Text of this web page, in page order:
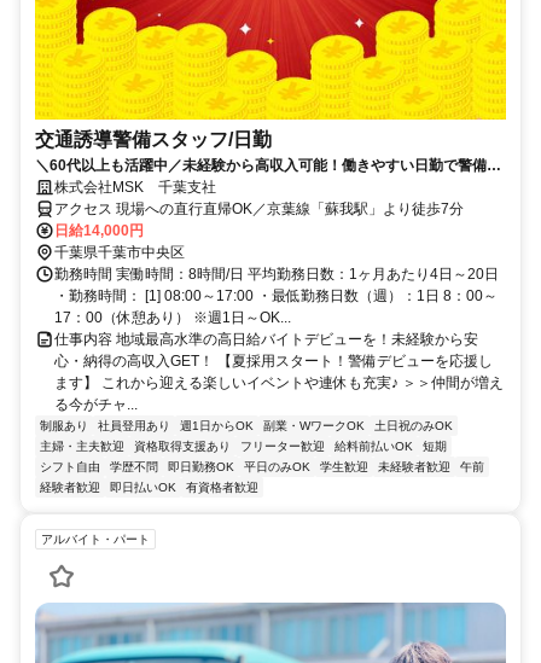
交通誘導警備スタッフ/日勤
＼60代以上も活躍中／未経験から高収入可能！働きやすい日勤で警備員
デビューをしませんか！【月収28万円可能・日払いもOK！】勤務3日前
までシフト申請可能！週1日～・短期もOK！未経験者大歓迎！幅広い年
代が活躍しています。
株式会社MSK 千葉支社
アクセス 現場への直行直帰OK／京葉線「蘇我駅」より徒歩7分
日給14,000円
千葉県千葉市中央区
勤務時間 実働時間：8時間/日 平均勤務日数：1ヶ月あたり4日～20日
・勤務時間： [1] 08:00～17:00 ・最低勤務日数（週）：1日 8：00～
17：00（休憩あり） ※週1日～OK...
仕事内容 地域最高水準の高日給バイトデビューを！未経験から安
心・納得の高収入GET！ 【夏採用スタート！警備デビューを応援し
ます】 これから迎える楽しいイベントや連休も充実♪ ＞＞仲間が増え
る今がチャ...
制服あり 社員登用あり 週1日からOK 副業・WワークOK
土日祝のみOK
主婦・主夫歓迎
資格取得支援あり フリーター歓迎 給料前払いOK
短期
シフト自由
学歴不問 即日勤務OK 平日のみOK 学生歓迎 未経験者歓迎
午前
経験者歓迎
即日払いOK 有資格者歓迎
アルバイト・パート